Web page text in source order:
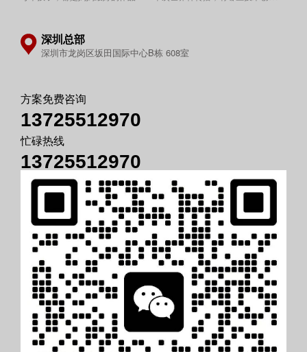
深圳总部
深圳市龙岗区坂田国际中心B栋 608室
方案免费咨询
13725512970
忙碌热线
13725512970